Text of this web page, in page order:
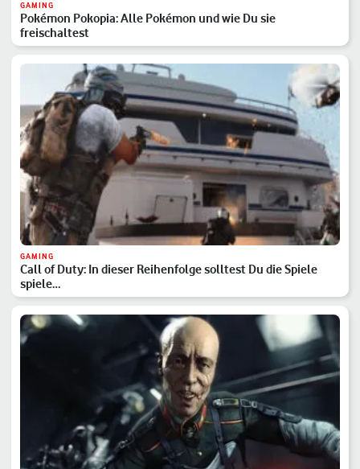
GAMING
Pokémon Pokopia: Alle Pokémon und wie Du sie
freischaltest
GAMING
Call of Duty: In dieser Reihenfolge solltest Du die Spiele
spiele…